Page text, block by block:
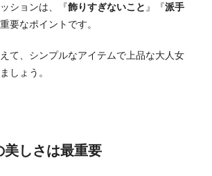
ションは、『飾りすぎないこと 』『派手
要なポイントです。
て、シンプルなアイテムで上品な大人女
しょう。
美しさは最重要